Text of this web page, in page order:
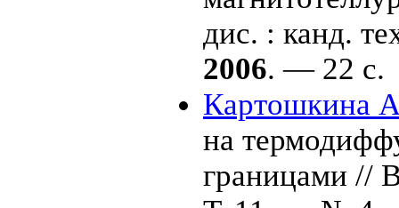
дис. : канд.
2006. — 22 с.
Картошкина
на
границами //